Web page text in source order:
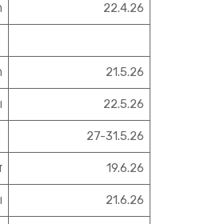
22.4.26
21.5.26
22.5.26
27-31.5.26
19.6.26
21.6.26